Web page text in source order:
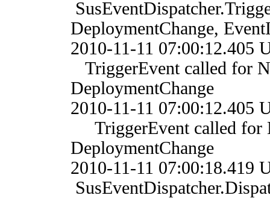
DeploymentChange,
2010-11-11
TriggerEvent called for
DeploymentChange
2010-11-11
TriggerEvent called for
DeploymentChange
2010-11-11